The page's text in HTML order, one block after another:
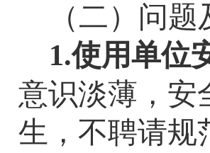
（二）问
1.使用单位
意识淡薄，安
生，不聘请规